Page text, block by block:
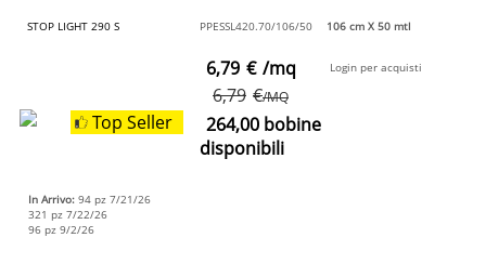
STOP LIGHT 290 S PPESSL420.70/106/50 106 cm X 50 mtl
Top Seller
6,79 €/MQ
6,79 € /mq
264,00 bobine
disponibili
Login per acquisti
In Arrivo: 94 pz 7/21/26
321 pz 7/22/26
96 pz 9/2/26